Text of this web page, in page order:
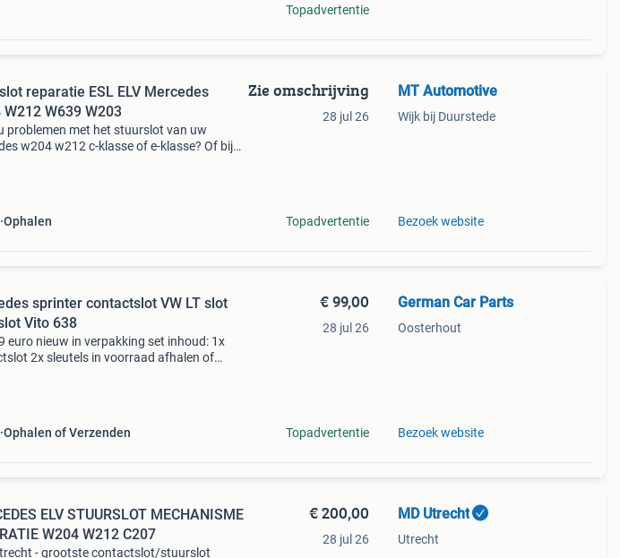
Topadvertentie
reparatie ESL ELV Mercedes
W212 W639 W203
problemen met het stuurslot van uw
w204 w212 c-klasse of e-klasse? Of bij
Ophalen
Zie omschrijving
28 jul 26
Topadvertentie
MT Automotive
Wijk bij Duurstede
Bezoek website
sprinter contactslot VW LT slot
Vito 638
euro nieuw in verpakking set inhoud: 1x
2x sleutels in voorraad afhalen of
Ophalen of Verzenden
€ 99,00
28 jul 26
Topadvertentie
German Car Parts
Oosterhout
Bezoek website
ELV STUURSLOT MECHANISME
W204 W212 C207
- grootste contactslot/stuurslot
€ 200,00
28 jul 26
MD Utrecht
Utrecht